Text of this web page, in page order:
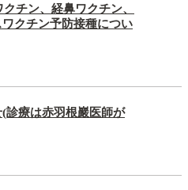
チン、経鼻ワクチン、
クチン予防接種につい
診療は赤羽根巖医師が